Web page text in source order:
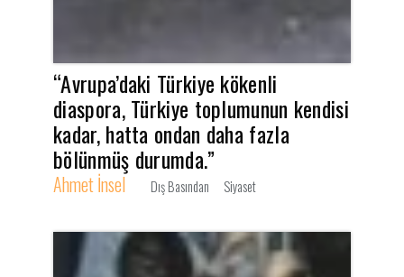
“Avrupa’daki Türkiye kökenli
diaspora, Türkiye toplumunun kendisi
kadar, hatta ondan daha fazla
bölünmüş durumda.”
Ahmet İnsel Dış Basından Siyaset